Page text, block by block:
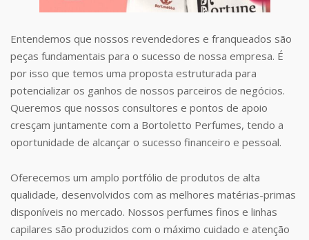
Entendemos que nossos revendedores e franqueados são
peças fundamentais para o sucesso de nossa empresa. É
por isso que temos uma proposta estruturada para
potencializar os ganhos de nossos parceiros de negócios.
Queremos que nossos consultores e pontos de apoio
cresçam juntamente com a Bortoletto Perfumes, tendo a
oportunidade de alcançar o sucesso financeiro e pessoal.
Oferecemos um amplo portfólio de produtos de alta
qualidade, desenvolvidos com as melhores matérias-primas
disponíveis no mercado. Nossos perfumes finos e linhas
capilares são produzidos com o máximo cuidado e atenção